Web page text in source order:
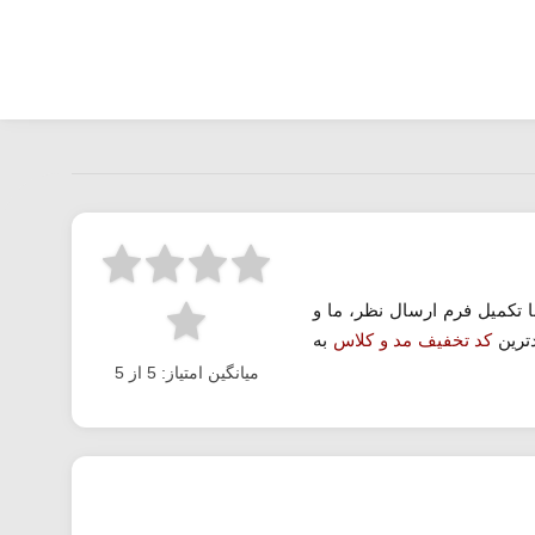
فرم ارسال نظر، ما و
کد تخفیف مد و کلاس به
میانگین امتیاز: 5 از 5